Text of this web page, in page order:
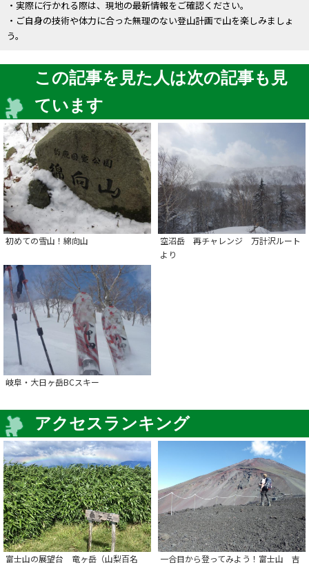
・実際に行かれる際は、現地の最新情報をご確認ください。
・ご自身の技術や体力に合った無理のない登山計画で山を楽しみましょ
う。
この記事を見た人は次の記事も見
ています
初めての雪山！綿向山
空沼岳 再チャレンジ 万計沢ルート
より
岐阜・大日ヶ岳BCスキー
アクセスランキング
富士山の展望台 竜ヶ岳（山梨百名
一合目から登ってみよう！富士山 吉